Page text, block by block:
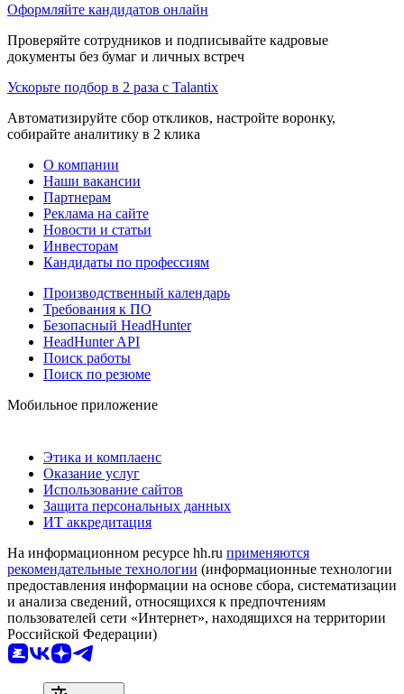
Оформляйте кандидатов онлайн
Проверяйте сотрудников и подписывайте кадровые
документы без бумаг и личных встреч
Ускорьте подбор в 2 раза с Talantix
Автоматизируйте сбор откликов, настройте воронку,
собирайте аналитику в 2 клика
О компании
Наши вакансии
Партнерам
Реклама на сайте
Новости и статьи
Инвесторам
Кандидаты по профессиям
Производственный календарь
Требования к ПО
Безопасный HeadHunter
HeadHunter API
Поиск работы
Поиск по резюме
Мобильное приложение
Этика и комплаенс
Оказание услуг
Использование сайтов
Защита персональных данных
ИТ аккредитация
На информационном ресурсе hh.ru применяются
рекомендательные технологии (информационные технологии
предоставления информации на основе сбора, систематизации
и анализа сведений, относящихся к предпочтениям
пользователей сети «Интернет», находящихся на территории
Российской Федерации)